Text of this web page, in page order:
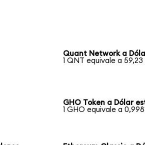
Quant Network a
1 QNT equivale a 59,23
GHO Token a Dólar
1 GHO equivale a